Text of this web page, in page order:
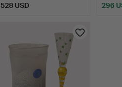
528 USD 296